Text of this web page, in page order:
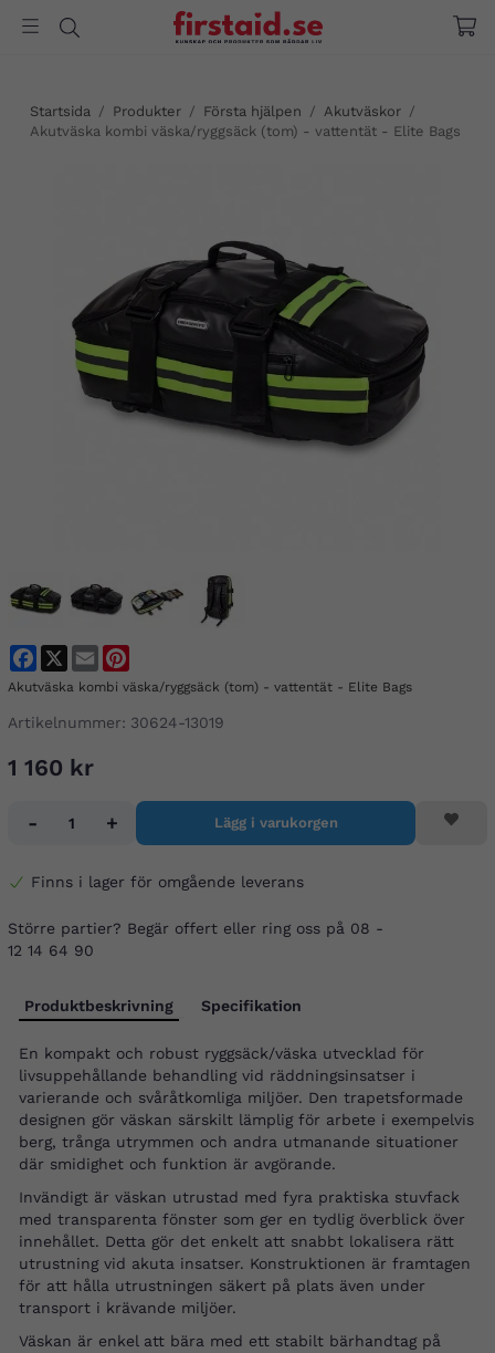
Startsida / Produkter / Första hjälpen / Akutväskor /
Akutväska kombi väska/ryggsäck (tom) - vattentät - Elite Bags
FacebookEmail
Akutväska kombi väska/ryggsäck (tom) - vattentät - Elite Bags
Artikelnummer: 30624-13019
1 160 kr
- + Lägg i varukorgen
Finns i lager för omgående leverans
Större partier? Begär offert eller ring oss på 08 -
12 14 64 90
Produktbeskrivning Specifikation
En kompakt och robust ryggsäck/väska utvecklad för
livsuppehållande behandling vid räddningsinsatser i
varierande och svåråtkomliga miljöer. Den trapetsformade
designen gör väskan särskilt lämplig för arbete i exempelvis
berg, trånga utrymmen och andra utmanande situationer
där smidighet och funktion är avgörande.
Invändigt är väskan utrustad med fyra praktiska stuvfack
med transparenta fönster som ger en tydlig överblick över
innehållet. Detta gör det enkelt att snabbt lokalisera rätt
utrustning vid akuta insatser. Konstruktionen är framtagen
för att hålla utrustningen säkert på plats även under
transport i krävande miljöer.
Väskan är enkel att bära med ett stabilt bärhandtag på